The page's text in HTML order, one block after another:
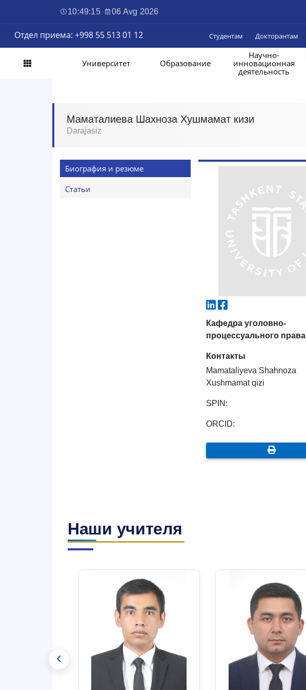
10:49:16 · 06 Avg 2026
Отдел приема: +998 55 513 01 12 Студентам Докторантам
Университет Образование
Научно-
инновационная
деятельность
Маматалиева Шахноза Хушмамат кизи
Darajasiz
Биография и резюме
Статьи
Кафедра уголовно-
процессуального права
Контакты
Mamataliyeva Shahnoza
Xushmamat qizi
SPIN:
ORCID:
Наши учителя
‹